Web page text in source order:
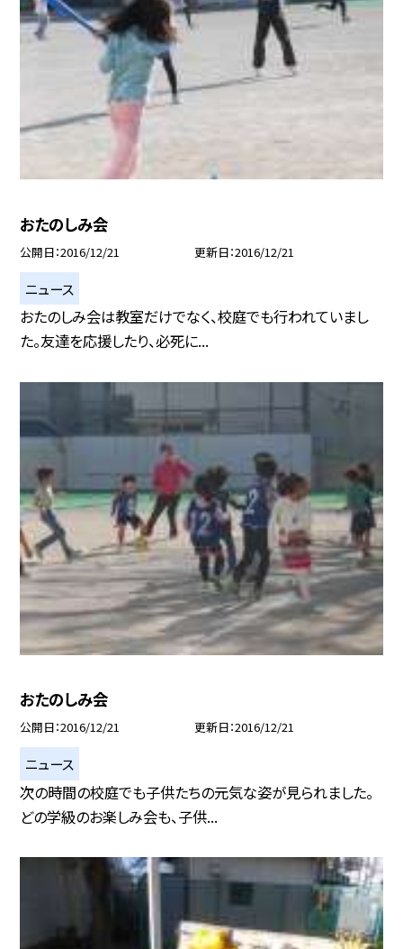
おたのしみ会
公開日 2016/12/21 更新日 2016/12/21
ニュース
おたのしみ会は教室だけでなく、校庭でも行われていまし
た。友達を応援したり、必死に...
おたのしみ会
公開日 2016/12/21 更新日 2016/12/21
ニュース
次の時間の校庭でも子供たちの元気な姿が見られました。
どの学級のお楽しみ会も、子供...